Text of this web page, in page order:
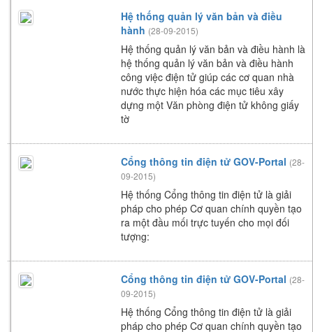
Hệ thống quản lý văn bản và điều
hành (28-09-2015)
Hệ thống quản lý văn bản và điều hành là
hệ thống quản lý văn bản và điều hành
công việc điện tử giúp các cơ quan nhà
nước thực hiện hóa các mục tiêu xây
dựng một Văn phòng điện tử không giấy
tờ
Cổng thông tin điện tử GOV-Portal (28-
09-2015)
Hệ thống Cổng thông tin điện tử là giải
pháp cho phép Cơ quan chính quyền tạo
ra một đầu mối trực tuyến cho mọi đối
tượng:
Cổng thông tin điện tử GOV-Portal (28-
09-2015)
Hệ thống Cổng thông tin điện tử là giải
pháp cho phép Cơ quan chính quyền tạo